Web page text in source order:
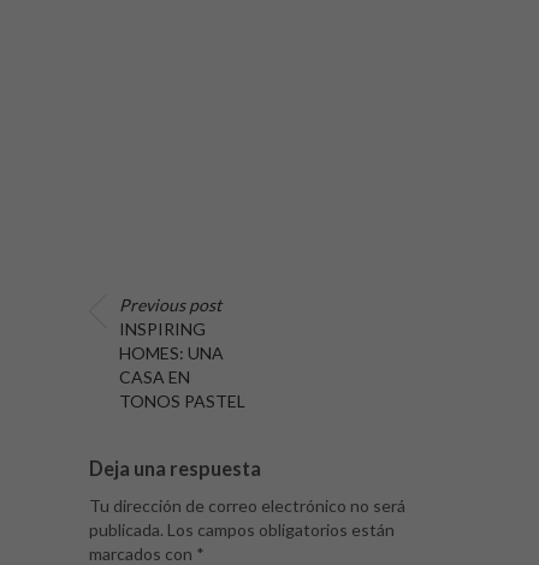
Previous post
INSPIRING
HOMES: UNA
CASA EN
TONOS PASTEL
Deja una respuesta
Tu dirección de correo electrónico no será
publicada. Los campos obligatorios están
marcados con *